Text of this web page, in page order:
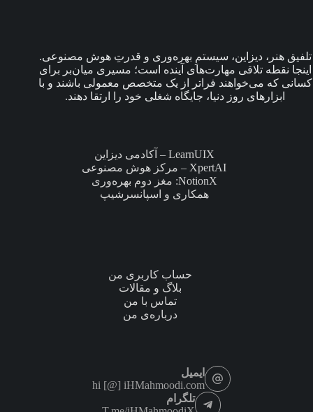
تلفیق هنر، دیزاین، سیستمِ بهره‌وری و قدرتِ هوش مصنوعی.
اینجا نقطه تلاقی مهارت‌های آینده است؛ مسیری میان‌بر برای
کسانی که می‌خواهند فراتر از یک متخصص معمولی باشند و با
ابزارهای روز دنیا، جایگاه شغلی خود را ارتقا دهند.
LearnUIX – آکادمی دیزاین
XpertAI – مرکز هوش مصنوعی
NotionX: مغز دوم بهره‌وری
همکاری و اسپانسرشیپ
حساب کاربری من
بلاگ و مقالات
تماس با من
درباره‌ی من
ایمیل
hi [@] iHMahmoodi.com
تلگرام